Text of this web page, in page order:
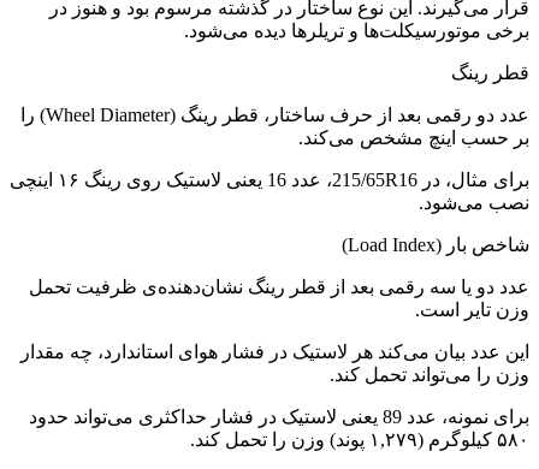
قرار می‌گیرند. این نوع ساختار در گذشته مرسوم بود و هنوز در
برخی موتورسیکلت‌ها و تریلرها دیده می‌شود.
قطر رینگ
عدد دو رقمی بعد از حرف ساختار، قطر رینگ (Wheel Diameter) را
بر حسب اینچ مشخص می‌کند.
برای مثال، در 215/65R16، عدد 16 یعنی لاستیک روی رینگ ۱۶ اینچی
نصب می‌شود.
شاخص بار (Load Index)
عدد دو یا سه رقمی بعد از قطر رینگ نشان‌دهنده‌ی ظرفیت تحمل
وزن تایر است.
این عدد بیان می‌کند هر لاستیک در فشار هوای استاندارد، چه مقدار
وزن را می‌تواند تحمل کند.
برای نمونه، عدد 89 یعنی لاستیک در فشار حداکثری می‌تواند حدود
۵۸۰ کیلوگرم (۱,۲۷۹ پوند) وزن را تحمل کند.